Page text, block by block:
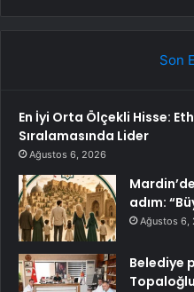
Son
En İyi Orta Ölçekli Hisse:
Sıralamasında Lider
Ağustos 6, 2026
adım:
Ağustos 6,
Belediye